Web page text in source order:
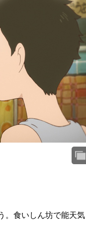
。食いしん坊で能天気